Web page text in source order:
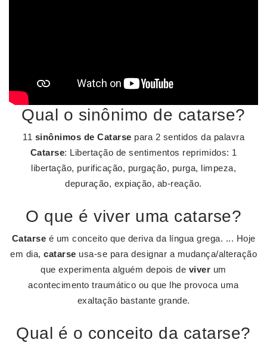
Qual o sinônimo de catarse?
11 sinônimos de Catarse para 2 sentidos da palavra
Catarse: Libertação de sentimentos reprimidos: 1
libertação, purificação, purgação, purga, limpeza,
depuração, expiação, ab-reação.
O que é viver uma catarse?
Catarse é um conceito que deriva da língua grega. ... Hoje
em dia, catarse usa-se para designar a mudança/alteração
que experimenta alguém depois de viver um
acontecimento traumático ou que lhe provoca uma
exaltação bastante grande.
Qual é o conceito da catarse?